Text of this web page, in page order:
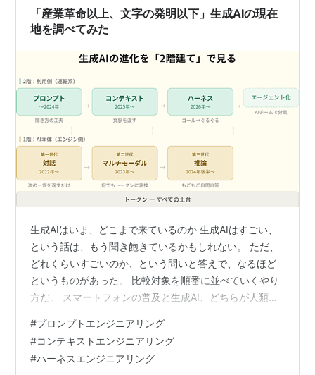
「産業革命以上、文字の発明以下」生成AIの現在
地を調べてみた
生成AIはいま、どこまで来ているのか 生成AIはすごい、
という話は、もう聞き飽きているかもしれない。 ただ、
どれくらいすごいのか、という問いと答えで、なるほど
というものがあった。 比較対象を順番に並べていくやり
方だ。 スマートフォンの普及と生成AI、どちらが人類に
ろう、という答えになる。 インターネットと生成AIなら
どうか。 これも生成AIだろう、と言われる。 ここから急
にジャンプするのだが、産業革命と比べてどうか。 今の
#プロンプトエンジニアリング
#コンテキストエンジニアリング
#ハーネスエンジニアリング